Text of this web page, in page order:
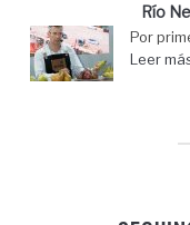
Río
Por
Leer